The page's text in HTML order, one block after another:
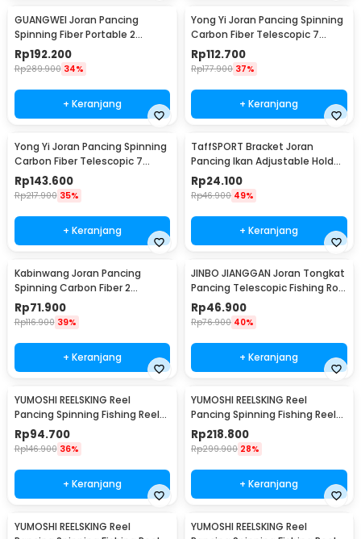
GUANGWEI Joran Pancing
Spinning Fiber Portable 2
Section 1.27M - DZZH-1
Rp192.200
Rp289.900 34%
+ Keranjang
Yong Yi Joran Pancing Spinning
Carbon Fiber Telescopic 7
Section 1.8M - LF9-07
Rp112.700
Rp177.900 37%
+ Keranjang
Yong Yi Joran Pancing Spinning
Carbon Fiber Telescopic 7
Section 2.4M - LF9-07
Rp143.600
Rp217.900 35%
+ Keranjang
TaffSPORT Bracket Joran
Pancing Ikan Adjustable Holder
1.7M - V-003
Rp24.100
Rp46.900 49%
+ Keranjang
Kabinwang Joran Pancing
Spinning Carbon Fiber 2
Section 2.1M 2.1M - KB361
Rp71.900
Rp116.900 39%
+ Keranjang
JINBO JIANGGAN Joran Tongkat
Pancing Telescopic Fishing Rod
1.5M - S6
Rp46.900
Rp76.900 40%
+ Keranjang
YUMOSHI REELSKING Reel
Pancing Spinning Fishing Reel
5.5:1 1000 - EF1000
Rp94.700
Rp146.900 36%
+ Keranjang
YUMOSHI REELSKING Reel
Pancing Spinning Fishing Reel
4.1:1 9000 - EF9000
Rp218.800
Rp299.900 28%
+ Keranjang
YUMOSHI REELSKING Reel
YUMOSHI REELSKING Reel